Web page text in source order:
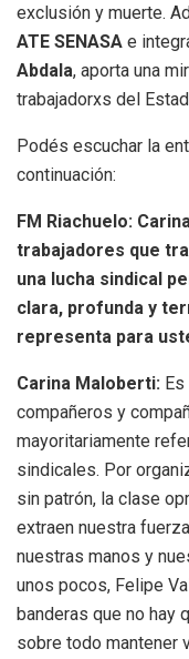
exclusión y muerte.
ATE SENASA e
Abdala, aporta una
trabajadorxs del
Podés escuchar la
continuación:
FM Riachuelo:
trabajadores que
una lucha sindical
clara, profunda y
representa para
Carina Maloberti:
compañeros y
mayoritariamente
sindicales. Por
sin patrón, la clase
extraen nuestra
nuestras manos y
unos pocos, Felipe
banderas que no hay
sobre todo mantener